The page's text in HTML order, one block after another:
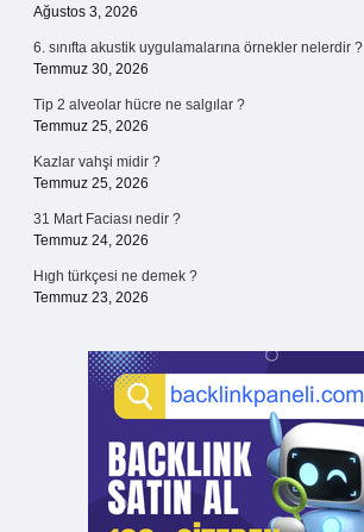
Ağustos 3, 2026
6. sınıfta akustik uygulamalarına örnekler nelerdir ?
Temmuz 30, 2026
Tip 2 alveolar hücre ne salgılar ?
Temmuz 25, 2026
Kazlar vahşi midir ?
Temmuz 25, 2026
31 Mart Faciası nedir ?
Temmuz 24, 2026
Hıgh türkçesi ne demek ?
Temmuz 23, 2026